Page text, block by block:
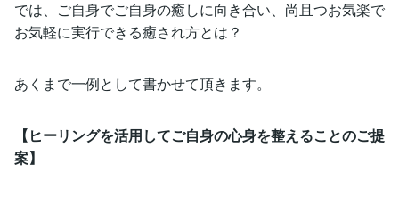
では、ご自身でご自身の癒しに向き合い、尚且つお気楽で
お気軽に実行できる癒され方とは？
あくまで一例として書かせて頂きます。
【ヒーリングを活用してご自身の心身を整えることのご提
案】